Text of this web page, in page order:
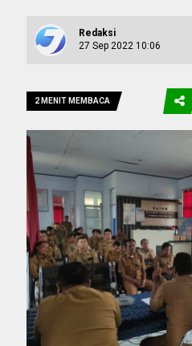
Redaksi
27 Sep 2022 10:06
2 MENIT MEMBACA